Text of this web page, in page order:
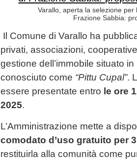
Varallo, aperta la selezione per
Frazione Sabbia:
Il Comune di Varallo ha
privati, associazioni,
gestione dell’immobile situato
conosciuto come “Pittu Cupal”.
essere presentate entro le ore
2025.
L’Amministrazione mette a
comodato d’uso gratuito per
restituirla alla comunità come